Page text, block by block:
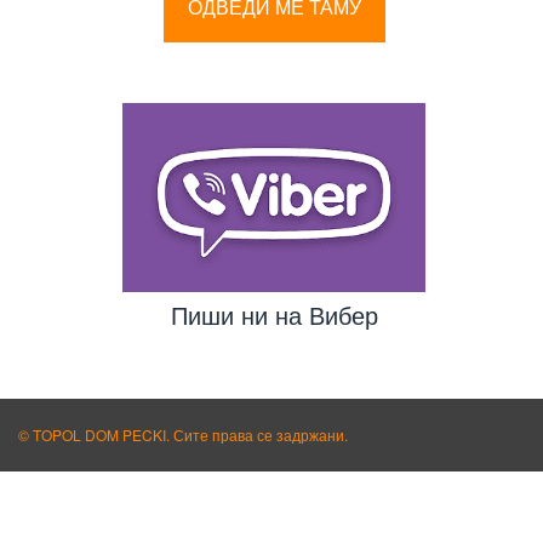
ОДВЕДИ МЕ ТАМУ
Пиши ни на Вибер
© TOPOL DOM PECKI. Сите права се задржани.